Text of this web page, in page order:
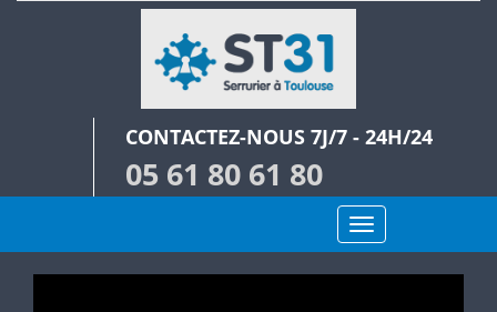
CONTACTEZ-NOUS 7J/7 - 24H/24
05 61 80 61 80
Toggle
navigation